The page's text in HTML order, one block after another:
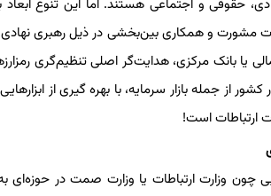
اقتصادی، حقوقی و اجتماعی هستند. اما این تنوع
مشورت و همکاری بین‌بخشی در ذیل رهبری نهادی
مالی یا بانک مرکزی، هدایت‌گر اصلی تنظیم‌گری
از جمله بازار سرمایه، با بهره گیری از
ارتباطات است!
چون وزارت ارتباطات یا وزارت صمت در